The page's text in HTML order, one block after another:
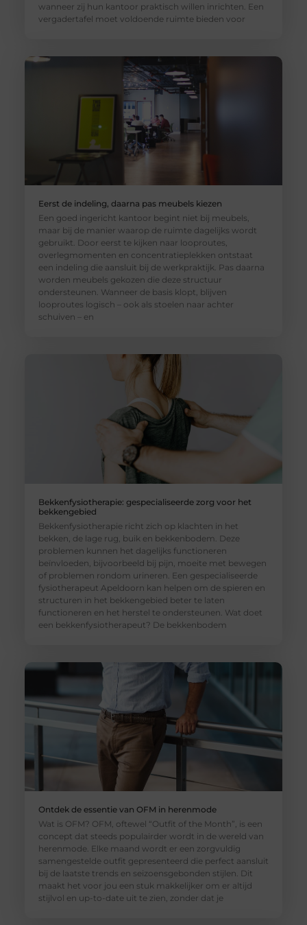
wanneer zij hun kantoor praktisch willen inrichten. Een
vergadertafel moet voldoende ruimte bieden voor
Eerst de indeling, daarna pas meubels kiezen
Een goed ingericht kantoor begint niet bij meubels,
maar bij de manier waarop de ruimte dagelijks wordt
gebruikt. Door eerst te kijken naar looproutes,
overlegmomenten en concentratieplekken ontstaat
een indeling die aansluit bij de werkpraktijk. Pas daarna
worden meubels gekozen die deze structuur
ondersteunen. Wanneer de basis klopt, blijven
looproutes logisch – ook als stoelen naar achter
schuiven – en
Bekkenfysiotherapie: gespecialiseerde zorg voor het
bekkengebied
Bekkenfysiotherapie richt zich op klachten in het
bekken, de lage rug, buik en bekkenbodem. Deze
problemen kunnen het dagelijks functioneren
beïnvloeden, bijvoorbeeld bij pijn, moeite met bewegen
of problemen rondom urineren. Een gespecialiseerde
fysiotherapeut Apeldoorn kan helpen om de spieren en
structuren in het bekkengebied beter te laten
functioneren en het herstel te ondersteunen. Wat doet
een bekkenfysiotherapeut? De bekkenbodem
Ontdek de essentie van OFM in herenmode
Wat is OFM? OFM, oftewel “Outfit of the Month”, is een
concept dat steeds populairder wordt in de wereld van
herenmode. Elke maand wordt er een zorgvuldig
samengestelde outfit gepresenteerd die perfect aansluit
bij de laatste trends en seizoensgebonden stijlen. Dit
maakt het voor jou een stuk makkelijker om er altijd
stijlvol en up-to-date uit te zien, zonder dat je